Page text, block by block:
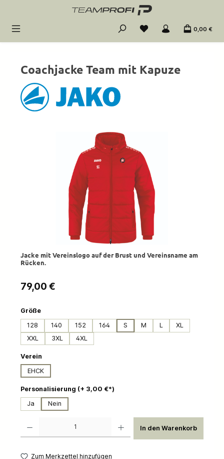
Zum Hauptinhalt springen
0,00 €
Coachjacke Team mit Kapuze
Bildergalerie überspringen
Jacke mit Vereinslogo auf der Brust und Vereinsname am
Rücken.
Regulärer Preis:
79,00 €
Größeauswählen
128
140 152 164 S M L
XL
XXL
3XL 4XL
Verein
EHCK
Personalisierung (+ 3,00 €*)
Ja
Nein
In den Warenkorb
Zum Merkzettel hinzufügen